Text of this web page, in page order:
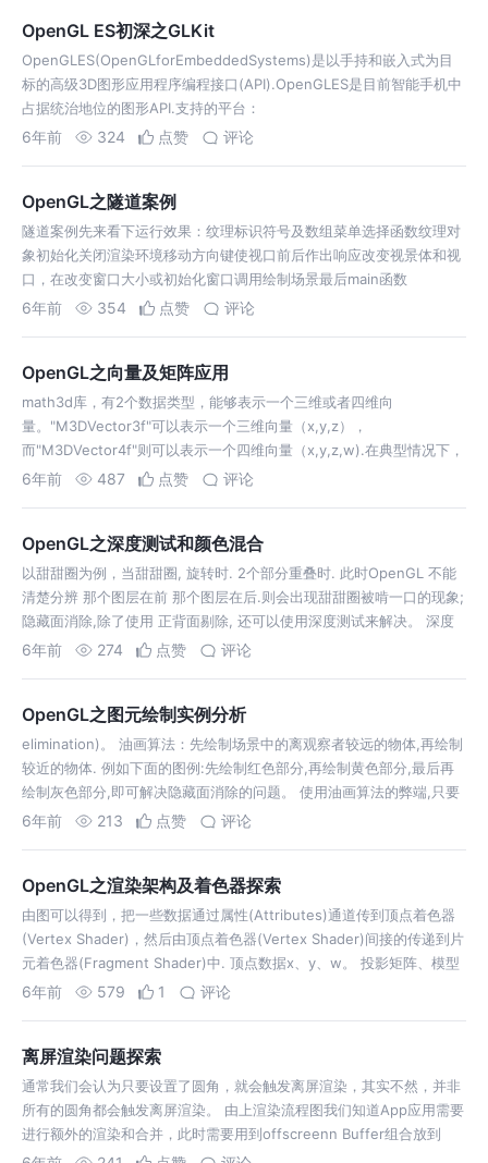
OpenGL ES初深之GLKit
OpenGLES(OpenGLforEmbeddedSystems)是以⼿持和嵌⼊式为⽬
标的⾼级3D图形应⽤程序编程接⼝(API).OpenGLES是⽬前智能⼿机中
占据统治地位的图形API.⽀持的平台：
iOS,Andriod,BlackBerry,bada,Linux,Wind…
6年前 324 点赞 评论
OpenGL之隧道案例
隧道案例先来看下运行效果：纹理标识符号及数组菜单选择函数纹理对
象初始化关闭渲染环境移动方向键使视口前后作出响应改变视景体和视
口，在改变窗口大小或初始化窗口调用绘制场景最后main函数
6年前 354 点赞 评论
OpenGL之向量及矩阵应⽤
math3d库，有2个数据类型，能够表示⼀个三维或者四维向
量。"M3DVector3f"可以表示⼀个三维向量（x,y,z），
⽽"M3DVector4f"则可以表示⼀个四维向量（x,y,z,w).在典型情况下，
w 坐标设为1.0。x,y,z值通过除以缩放因子w，来进⾏缩放。⽽除以…
6年前 487 点赞 评论
OpenGL之深度测试和颜色混合
以甜甜圈为例，当甜甜圈, 旋转时. 2个部分重叠时. 此时OpenGL 不能
清楚分辨 那个图层在前 那个图层在后.则会出现甜甜圈被啃⼀⼝的现象;
隐藏⾯消除,除了使⽤ 正背⾯剔除, 还可以使⽤深度测试来解决。 深度
缓存区原理, 就是把距离观察者平⾯(近裁剪⾯)的深度值 与 窗⼝…
6年前 274 点赞 评论
OpenGL之图元绘制实例分析
elimination)。 油画算法：先绘制场景中的离观察者较远的物体,再绘制
较近的物体. 例如下⾯的图例:先绘制红⾊部分,再绘制⻩⾊部分,最后再
绘制灰⾊部分,即可解决隐藏⾯消除的问题。 使⽤油画算法的弊端,只要
将场景按照物理距离观察者的距离远近排序,由远及近的绘制即可.那么
6年前 213 点赞 评论
OpenGL之渲染架构及着色器探索
由图可以得到，把一些数据通过属性(Attributes)通道传到顶点着色器
(Vertex Shader)，然后由顶点着色器(Vertex Shader)间接的传递到片
元着色器(Fragment Shader)中. 顶点数据x、y、w。 投影矩阵、模型
矩阵。 由于OpenGL是基…
6年前 579 1 评论
离屏渲染问题探索
通常我们会认为只要设置了圆角，就会触发离屏渲染，其实不然，并非
所有的圆角都会触发离屏渲染。 由上渲染流程图我们知道App应用需要
进行额外的渲染和合并，此时需要用到offscreenn Buffer组合放到
FrameBuffer，最终显示到屏幕。 离屏渲染是需要开辟额外的储存空